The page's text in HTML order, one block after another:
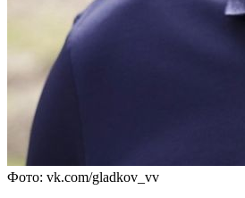
Фото: vk.com/gladkov_vv